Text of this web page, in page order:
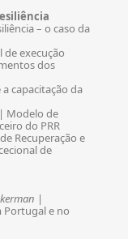
– o caso da
de execução
dos
a capacitação da
| Modelo de
do PRR
Recuperação e
de
|
Portugal e no